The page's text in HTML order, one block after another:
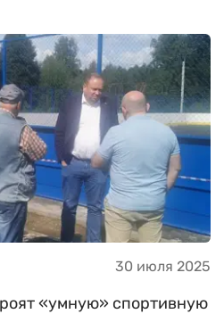
30 июля 2025
«умную» спортивную